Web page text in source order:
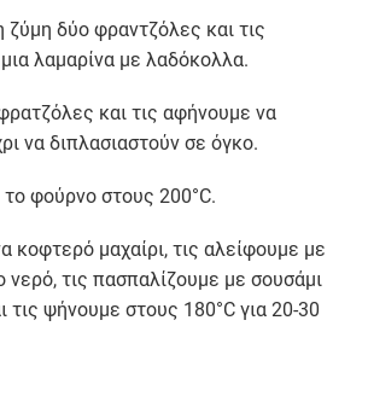
δύο φραντζόλες και τις
λαμαρίνα με λαδόκολλα.
και τις αφήνουμε να
να διπλασιαστούν σε όγκο.
φούρνο στους 200°C.
κοφτερό μαχαίρι, τις αλείφουμε με
νερό, τις πασπαλίζουμε με σουσάμι
τις ψήνουμε στους 180°C για 20-30